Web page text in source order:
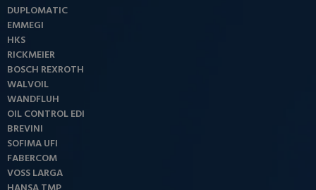
DUPLOMATIC
EMMEGI
HKS
RICKMEIER
BOSCH REXROTH
WALVOIL
WANDFLUH
OIL CONTROL EDI
BREVINI
SOFIMA UFI
FABERCOM
VOSS LARGA